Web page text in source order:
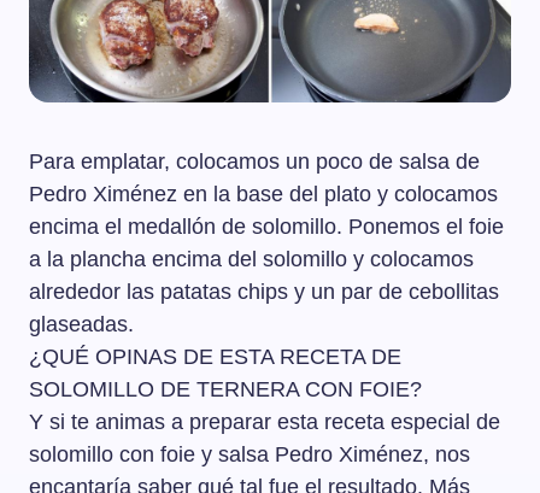
Para emplatar, colocamos un poco de salsa de
Pedro Ximénez en la base del plato y colocamos
encima el medallón de solomillo. Ponemos el foie
a la plancha encima del solomillo y colocamos
alrededor las patatas chips y un par de cebollitas
glaseadas.
¿QUÉ OPINAS DE ESTA RECETA DE
SOLOMILLO DE TERNERA CON FOIE?
Y si te animas a preparar esta receta especial de
solomillo con foie y salsa Pedro Ximénez, nos
encantaría saber qué tal fue el resultado. Más